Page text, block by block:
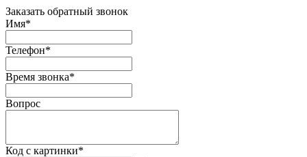
Заказать обратный звонок
Имя*
Телефон*
Время звонка*
Вопрос
Код с картинки*